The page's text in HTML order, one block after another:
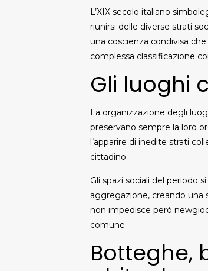
L’XIX secolo italiano
riunirsi delle diverse strati
una coscienza condivisa
complessa classificazione
Gli luoghi
La organizzazione degli
preservano sempre la loro
l’apparire di inedite strati
cittadino.
Gli spazi sociali del periodo
aggregazione, creando una
non impedisce però
comune.
Botteghe,